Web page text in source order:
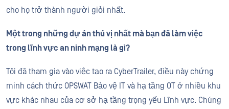
cho họ trở thành người giỏi nhất.
Một trong những dự án thú vị nhất mà bạn đã làm việc
trong lĩnh vực an ninh mạng là gì?
Tôi đã tham gia vào việc tạo ra CyberTrailer, điều này chứng
minh cách thức OPSWAT Bảo vệ IT và hạ tầng OT ở nhiều khu
vực khác nhau của cơ sở hạ tầng trọng yếu Lĩnh vực. Chúng